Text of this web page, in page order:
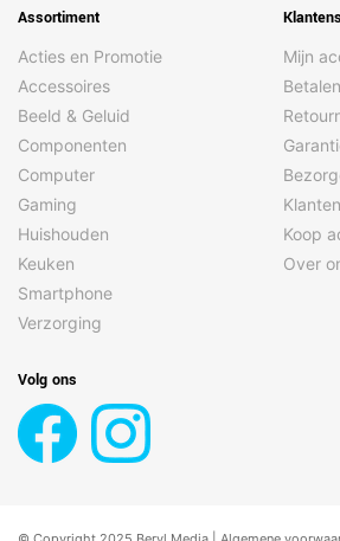
Assortiment
Acties en Promotie
Accessoires
Beeld & Geluid
Componenten
Computer
Gaming
Huishouden
Keuken
Smartphone
Verzorging
Mijn
Betalen
Koop
Over
Volg ons